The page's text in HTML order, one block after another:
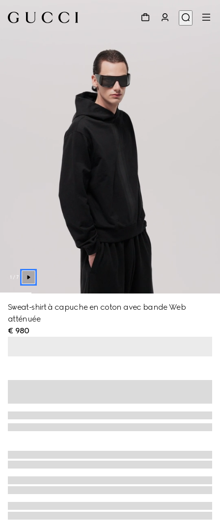
1 / 7
Sweat-shirt à capuche en coton avec bande Web
atténuée
€ 980